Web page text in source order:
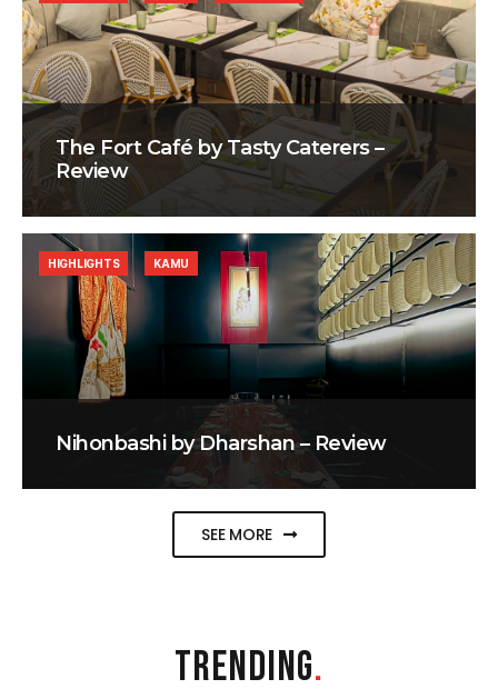
The Fort Café by Tasty Caterers –
Review
Nihonbashi by Dharshan – Review
HIGHLIGHTS KAMU
SEE MORE
TRENDING.